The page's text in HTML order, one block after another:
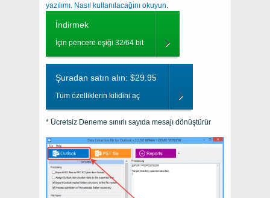
yazılımı. Nasıl kullanılacağını okuyun.
İndirmek
İçin pencere eşiği 32/64 bit
Şuradan satın alın: $29.95
Tüm özelliklerin kilidini aç
* Ücretsiz Deneme sınırlı sayıda mesajı dönüştürür